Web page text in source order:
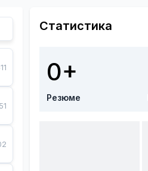
Статистика
0+
Резюме